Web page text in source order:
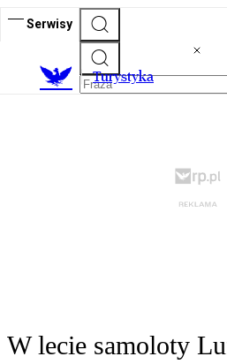
Serwisy
Turystyka
W lecie samoloty